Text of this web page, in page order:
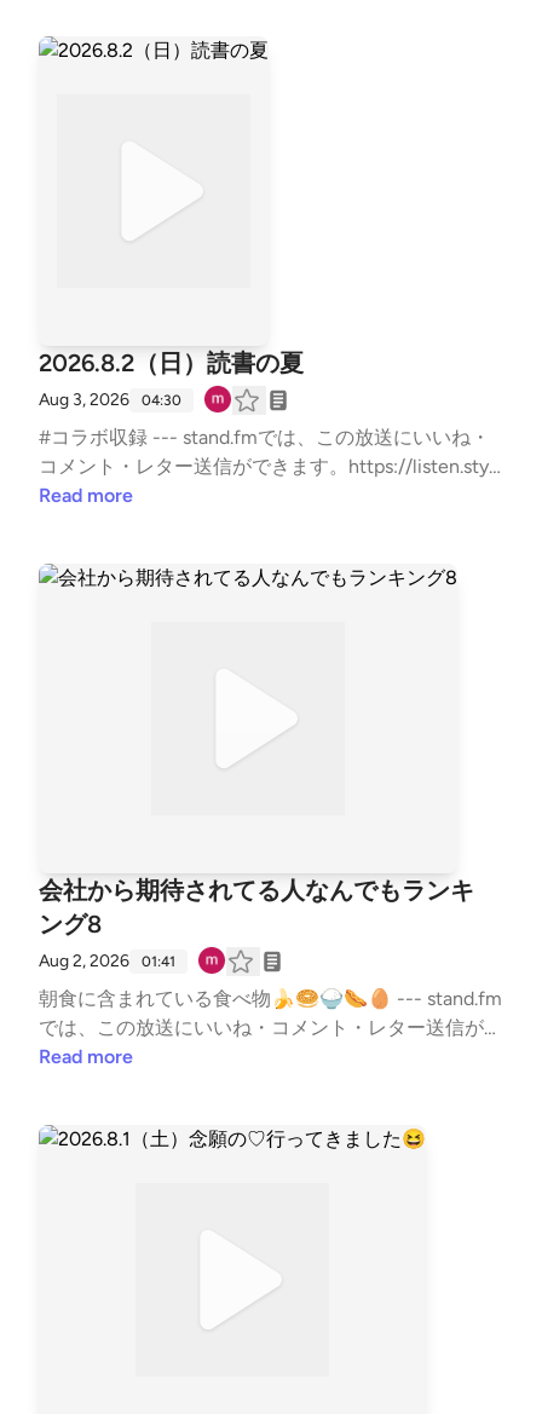
2026.8.2（日）読書の夏
Aug 3, 2026 04:30
#コラボ収録 --- stand.fmでは、この放送にいいね・
コメント・レター送信ができます。https://listen.styl
e/p/sutem?par8V21j https://stand.fm/channels/67b5
Read more
会社から期待されてる人なんでもランキ
ング8
Aug 2, 2026 01:41
朝食に含まれている食べ物🍌🥯🍚🌭🥚 --- stand.fm
では、この放送にいいね・コメント・レター送信がで
きます。https://listen.style/p/sutem?par8V21j http
Read more